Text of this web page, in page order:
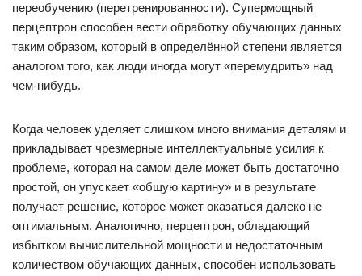
переобучению (перетренированности). Супермощный
перцептрон способен вести обработку обучающих данных
таким образом, который в определённой степени является
аналогом того, как люди иногда могут «перемудрить» над
чем-нибудь.
Когда человек уделяет слишком много внимания деталям и
прикладывает чрезмерные интеллектуальные усилия к
проблеме, которая на самом деле может быть достаточно
простой, он упускает «общую картину» и в результате
получает решение, которое может оказаться далеко не
оптимальным. Аналогично, перцептрон, обладающий
избытком вычислительной мощности и недостаточным
количеством обучающих данных, способен использовать